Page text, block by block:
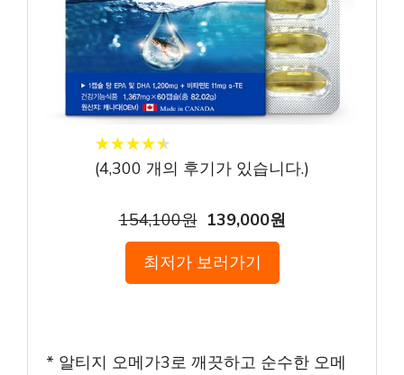
★★★★★
★★★★★
(4,300 개의 후기가 있습니다.)
154,100원 139,000원
최저가 보러가기
* 알티지 오메가3로 깨끗하고 순수한 오메